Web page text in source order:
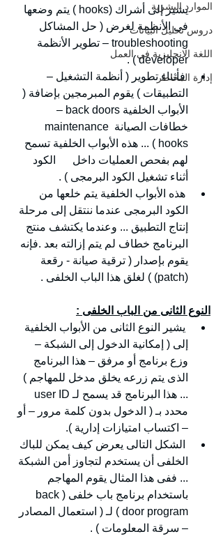
الموارد البشرية
دروس تحليل البيانات
اللغة الانجليزية في العمل
إدارة المخاطر
يشير إلى أشراك (hooks ) يتم وضعها
فى الأنظمة لغرض ( حل المشاكل
troubleshooting – تطوير الأنظمة
developer ) .
فأثناء تطوير ( أنظمة التشغيل –
التطبيقات ) يقوم المبرمجين بإضافة (
الأبواب الخلفية back doors –
خطافات الصيانة maintenance
hooks ) ... هذه الأبواب الخلفية تسمح
لهم بفحص العمليات داخل      الكود
أثناء تشغيل الكود البرمجى ) .
هذه الأبواب الخلفية يتم خلعها من
الكود البرمجى عندما ننتقل إلى مرحلة
إنتاج التطبيق ... وعندما يكتشف منتج
البرنامج خطاف لم يتم إزالته بعد .فإنه
يقوم بإصدار ( ترقية صيانة - رقعة
(patch) ) لغلق هذا الباب الخلفى .
النوع الثانى من الباب الخلفى :
يشير النوع الثانى من الأبواب الخلفية
إلى ( إمكانية الدخول إلى الشبكة –
وزع برنامج أو مرفق – هذا البرنامج
الذى يتم زرعه يخلق مدخل للمهاجم )
محدد بـ ( الدخول بدون كلمة مرور – أو
– اكتساب امتيازات إدارية ).
الشكل التالى يعرض كيف يمكن للباك
الخلفى أن يستخدم لتجاوز أمن الشبكة
... ففى هذا المثال يقوم المهاجم
باستخدام برنامج باب خلفى (back
door program ) لـ ( استعمال المصادر
– سرقة المعلومات ) .